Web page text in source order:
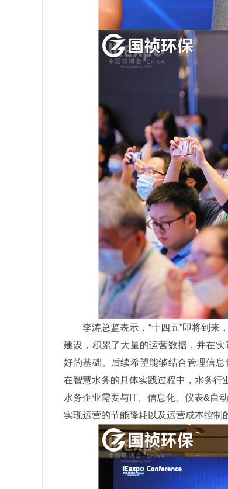
李涛总监表示，“十四五”即将到来
建设，积累了大量的运营数据，并在
好的基础。后续希望能够结合管理信
在智慧水务的具体实践过程中，水务
水务企业需要与IT、信息化、仪表&自
实现运营的节能降耗以及运营成本控制